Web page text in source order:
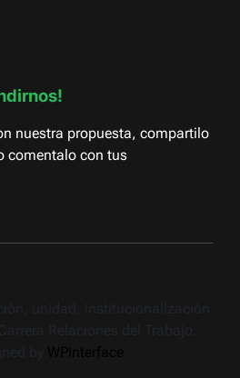
nuestra propuesta, compartilo
comentalo con tus